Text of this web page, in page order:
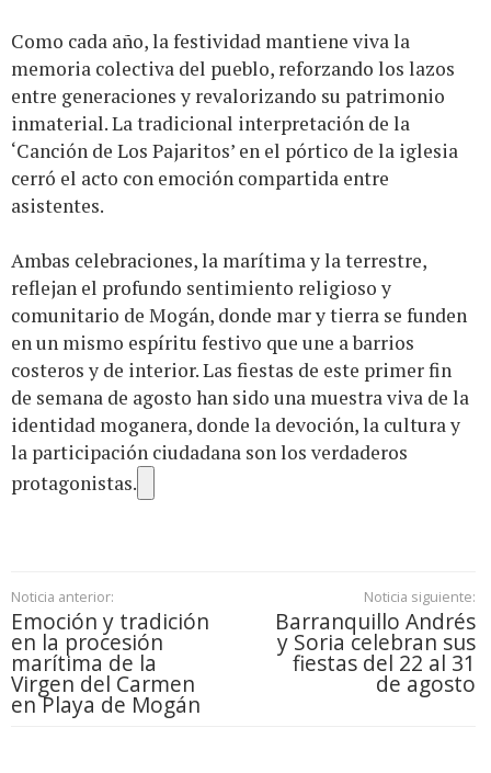
Como cada año, la festividad mantiene viva la
memoria colectiva del pueblo, reforzando los lazos
entre generaciones y revalorizando su patrimonio
inmaterial. La tradicional interpretación de la
‘Canción de Los Pajaritos’ en el pórtico de la iglesia
cerró el acto con emoción compartida entre
asistentes.
Ambas celebraciones, la marítima y la terrestre,
reflejan el profundo sentimiento religioso y
comunitario de Mogán, donde mar y tierra se funden
en un mismo espíritu festivo que une a barrios
costeros y de interior. Las fiestas de este primer fin
de semana de agosto han sido una muestra viva de la
identidad moganera, donde la devoción, la cultura y
la participación ciudadana son los verdaderos
protagonistas.
Noticia anterior:
Emoción y tradición
en la procesión
marítima de la
Virgen del Carmen
en Playa de Mogán
Noticia siguiente:
Barranquillo Andrés
y Soria celebran sus
fiestas del 22 al 31
de agosto